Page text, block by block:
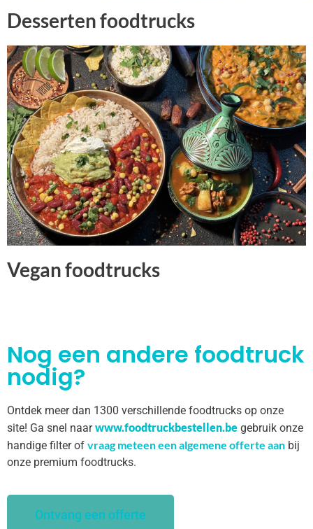
Desserten foodtrucks
Vegan foodtrucks
Nog een andere foodtruck
nodig?
Ontdek meer dan 1300 verschillende foodtrucks op onze
site! Ga snel naarwww.foodtruckbestellen.be gebruik onze
handige filter of vraag meteen een algemene offerte aan bij
onze premium foodtrucks.
Ontvang een offerte